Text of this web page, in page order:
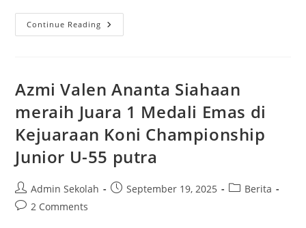
Continue Reading LETTU
UNGSI
Militer
Tinggi
Medan
Jadi
Pembina
Upacara
Di
SMKS
Muhammadiyah
Medan
Azmi Valen Ananta Siahaan
meraih Juara 1 Medali Emas di
Kejuaraan Koni Championship
Junior U-55 putra
Post
author:
Admin Sekolah
PostSeptember 19, 2025
PostBerita
Post2 Comments